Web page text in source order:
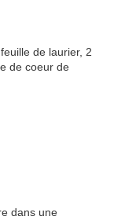
de laurier, 2
de coeur de
dans une